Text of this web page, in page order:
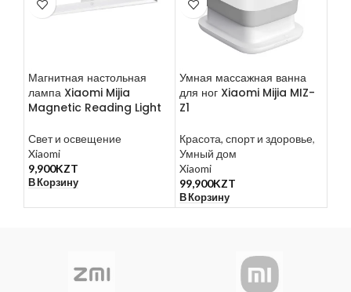
Магнитная настольная
лампа Xiaomi Mijia
Magnetic Reading Light
Свет и освещение
Xiaomi
9,900KZT
В Корзину
Умная массажная ванна
для ног Xiaomi Mijia MIZ-
Z1
Красота, спорт и здоровье,
Умный дом
Xiaomi
99,900KZT
В Корзину